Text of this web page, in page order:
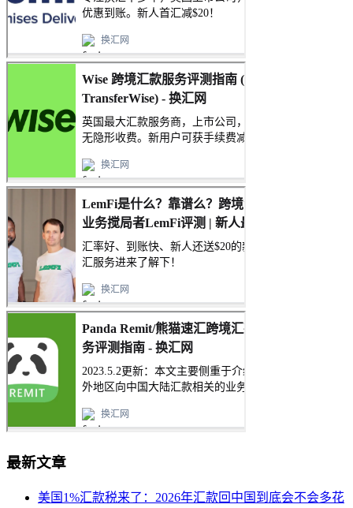
最新文章
美国1%汇款税来了：2026年汇款回中国到底会不会多花